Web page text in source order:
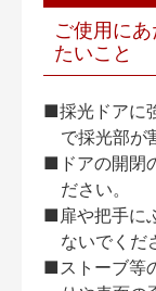
ご使用に
たいこと
■採光ドアに
で採光部が
■ドアの開閉
ださい。
■扉や把手に
ないでくだ
■ストーブ等